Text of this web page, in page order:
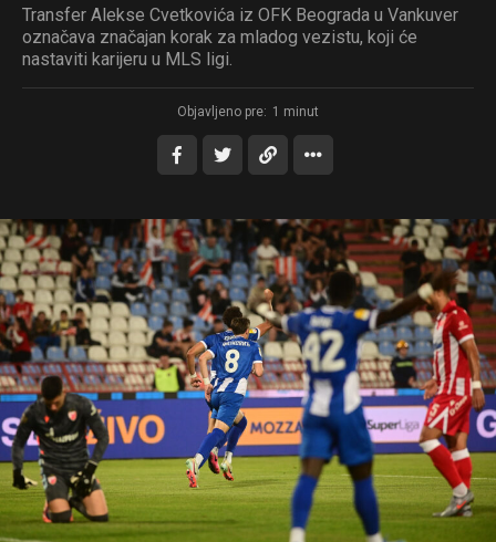
Transfer Alekse Cvetkovića iz OFK Beograda u Vankuver
označava značajan korak za mladog vezistu, koji će
nastaviti karijeru u MLS ligi.
Objavljeno pre: 1 minut